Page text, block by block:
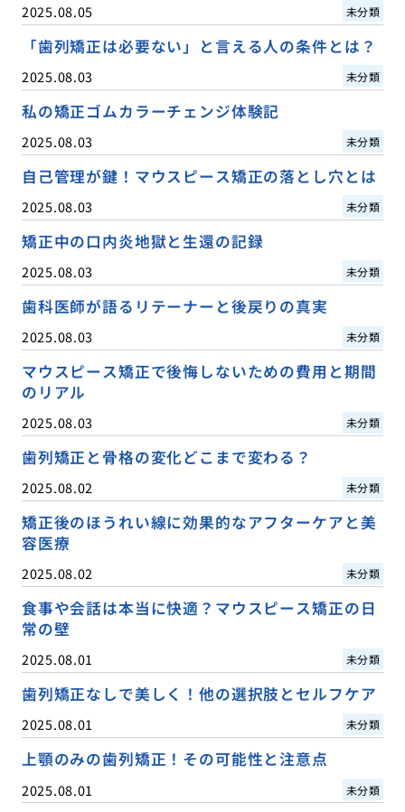
2025.08.05 未分類
「歯列矯正は必要ない」と言える人の条件とは？
2025.08.03 未分類
私の矯正ゴムカラーチェンジ体験記
2025.08.03 未分類
自己管理が鍵！マウスピース矯正の落とし穴とは
2025.08.03 未分類
矯正中の口内炎地獄と生還の記録
2025.08.03 未分類
歯科医師が語るリテーナーと後戻りの真実
2025.08.03 未分類
マウスピース矯正で後悔しないための費用と期間
のリアル
2025.08.03 未分類
歯列矯正と骨格の変化どこまで変わる？
2025.08.02 未分類
矯正後のほうれい線に効果的なアフターケアと美
容医療
2025.08.02 未分類
食事や会話は本当に快適？マウスピース矯正の日
常の壁
2025.08.01 未分類
歯列矯正なしで美しく！他の選択肢とセルフケア
2025.08.01 未分類
上顎のみの歯列矯正！その可能性と注意点
2025.08.01 未分類